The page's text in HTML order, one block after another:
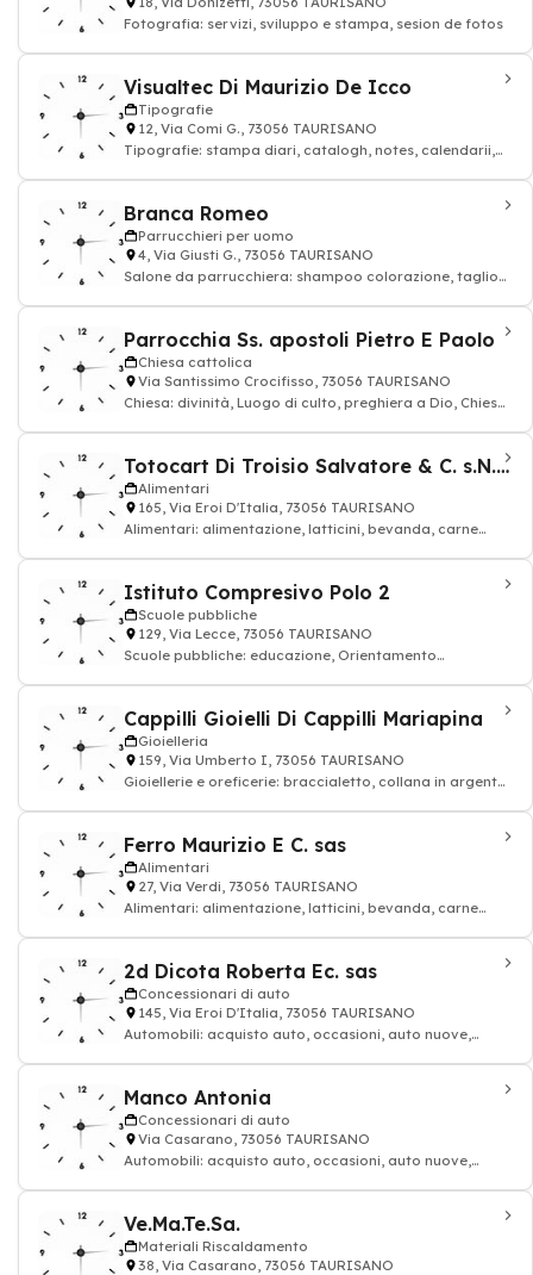
Fotografia: servizi, sviluppo e stampa, sesion de fotos
Visualtec Di Maurizio De Icco
Tipografie
12, Via Comi G., 73056 TAURISANO
Tipografie: stampa diari, catalogh, notes, calendarii,
Branca Romeo
Parrucchieri per uomo
4, Via Giusti G., 73056 TAURISANO
Salone da parrucchiera: shampoo colorazione, taglio
Parrocchia Ss. apostoli Pietro E Paolo
Chiesa cattolica
Via Santissimo Crocifisso, 73056 TAURISANO
Chiesa: divinità, Luogo di culto, preghiera a Dio, Chiese
Totocart Di Troisio Salvatore & C. s.N.C.
Alimentari
165, Via Eroi D'Italia, 73056 TAURISANO
Alimentari: alimentazione, latticini, bevanda, carne
Istituto Compresivo Polo 2
Scuole pubbliche
129, Via Lecce, 73056 TAURISANO
Scuole pubbliche: educazione, Orientamento
Cappilli Gioielli Di Cappilli Mariapina
Gioielleria
159, Via Umberto I, 73056 TAURISANO
Gioiellerie e oreficerie: braccialetto, collana in argento,
Ferro Maurizio E C. sas
Alimentari
27, Via Verdi, 73056 TAURISANO
Alimentari: alimentazione, latticini, bevanda, carne
2d Dicota Roberta Ec. sas
Concessionari di auto
145, Via Eroi D'Italia, 73056 TAURISANO
Automobili: acquisto auto, occasioni, auto nuove,
Manco Antonia
Concessionari di auto
Via Casarano, 73056 TAURISANO
Automobili: acquisto auto, occasioni, auto nuove,
Ve.Ma.Te.Sa.
Materiali Riscaldamento
38, Via Casarano, 73056 TAURISANO